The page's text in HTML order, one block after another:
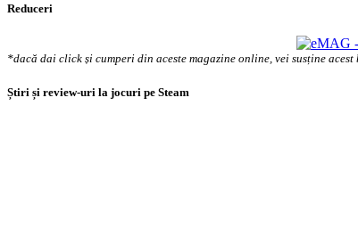
Reduceri
*dacă dai click și cumperi din aceste magazine online, vei susține
Știri și review-uri la jocuri pe Steam